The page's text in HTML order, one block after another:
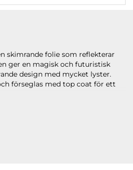
skimrande folie som reflekterar
ger en magisk och futuristisk
design med mycket lyster.
förseglas med top coat för ett